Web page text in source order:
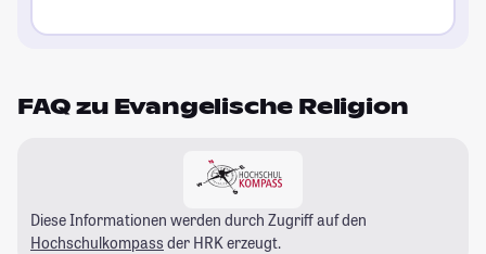
FAQ zu Evangelische Religion
Diese Informationen werden durch Zugriff auf den
Hochschulkompass der HRK erzeugt.